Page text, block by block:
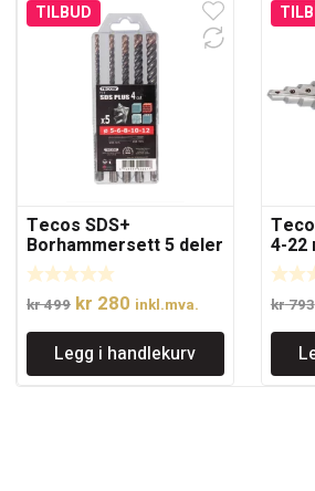
TILBUD
Tecos SDS+
Borhammersett 5 deler
med 4 skjær
kr499 Opprinnelig
pris
var:
kr 499.
kr 280 Nåværende
pris
er:
kr 280.
inkl.mva.
Legg i handlekurv
4-22
kr793